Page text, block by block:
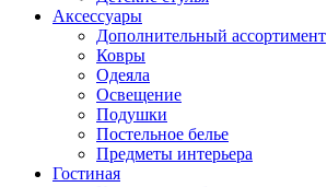
Аксессуары
Дополнительный ассортимент
Ковры
Одеяла
Освещение
Подушки
Постельное белье
Предметы интерьера
Гостиная